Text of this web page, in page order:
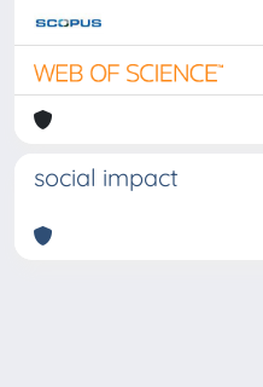
social impact